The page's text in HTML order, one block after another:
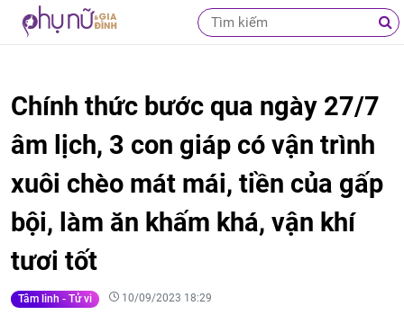
Chính thức bước qua ngày 27/7
âm lịch, 3 con giáp có vận trình
xuôi chèo mát mái, tiền của gấp
bội, làm ăn khấm khá, vận khí
tươi tốt
Tâm linh - Tử vi 10/09/2023 18:29